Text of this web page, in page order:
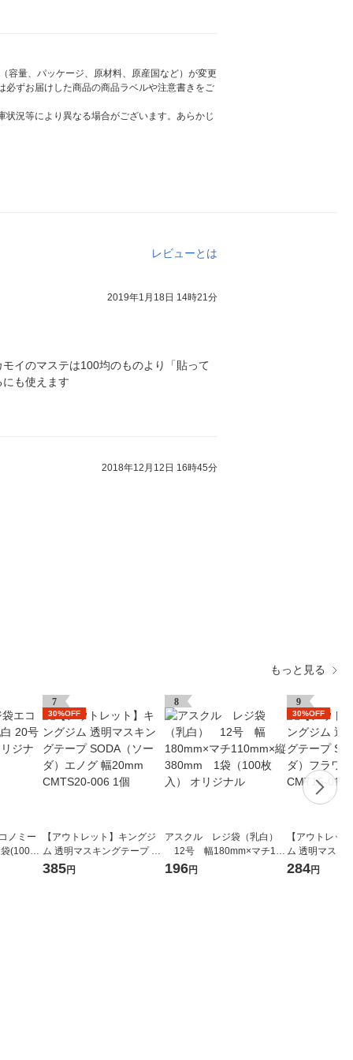
容量、パッケージ、原材料、原産国など）が変更
ずお届けした商品の商品ラベルや注意書きをご
況等により異なる場合がございます。あらかじ
レビューとは
2019年1月18日 14時21分
イのマステは100均のものより「貼って
も使えます
2018年12月12日 16時45分
もっと見る
ノミー
(100枚
7
30%OFF
【アウトレット】キングジ
ム 透明マスキングテープ SO
DA（ソーダ）エノグ 幅20m
385円
8
アスクル レジ袋（乳白）
12号 幅180mm×マチ110
mm×縦380mm 1袋（100
196円
9
30%OFF
【アウトレッ
ム 透明マスキ
DA（ソーダ）
284円